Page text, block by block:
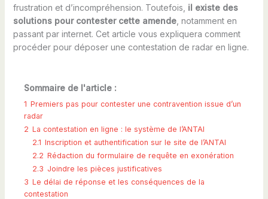
frustration et d’incompréhension. Toutefois, il existe des
solutions pour contester cette amende, notamment en
passant par internet. Cet article vous expliquera comment
procéder pour déposer une contestation de radar en ligne.
Sommaire de l'article :
1 Premiers pas pour contester une contravention issue d’un
radar
2 La contestation en ligne : le système de l’ANTAI
2.1 Inscription et authentification sur le site de l’ANTAI
2.2 Rédaction du formulaire de requête en exonération
2.3 Joindre les pièces justificatives
3 Le délai de réponse et les conséquences de la
contestation